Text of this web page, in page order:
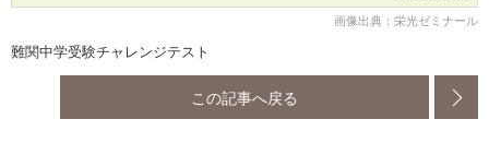
画像出典：栄光ゼミナール
難関中学受験チャレンジテスト
この記事へ戻る